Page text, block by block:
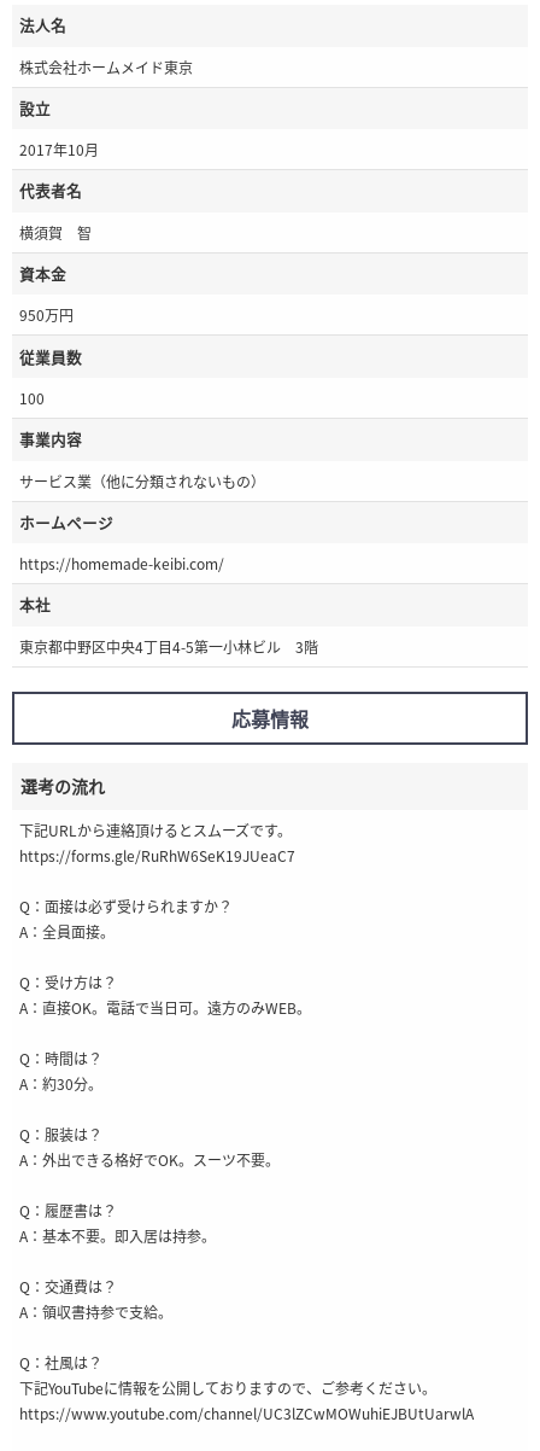
法人名
株式会社ホームメイド東京
設立
2017年10月
代表者名
横須賀 智
資本金
950万円
従業員数
100
事業内容
サービス業（他に分類されないもの）
ホームページ
https://homemade-keibi.com/
本社
東京都中野区中央4丁目4-5第一小林ビル 3階
応募情報
選考の流れ
下記URLから連絡頂けるとスムーズです。
https://forms.gle/RuRhW6SeK19JUeaC7
Q：面接は必ず受けられますか？
A：全員面接。
Q：受け方は？
A：直接OK。電話で当日可。遠方のみWEB。
Q：時間は？
A：約30分。
Q：服装は？
A：外出できる格好でOK。スーツ不要。
Q：履歴書は？
A：基本不要。即入居は持参。
Q：交通費は？
A：領収書持参で支給。
Q：社風は？
下記YouTubeに情報を公開しておりますので、ご参考ください。
https://www.youtube.com/channel/UC3lZCwMOWuhiEJBUtUarwlA